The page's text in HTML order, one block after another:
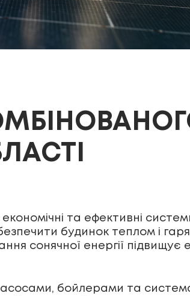
та ефективні
будинок теплом і
сонячної енергії підвищує
бойлерами та